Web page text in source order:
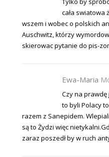
cała swiatowa
wszem i wobec o polskich
Auschwitz, którzy
skierowac pytanie do pis-
Ewa-Maria
Czy na prawdę
to byli Polacy
razem z Sanepidem.
są to Żydzi więc
zaraz poszedł by w ruch